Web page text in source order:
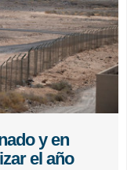
y en
el año